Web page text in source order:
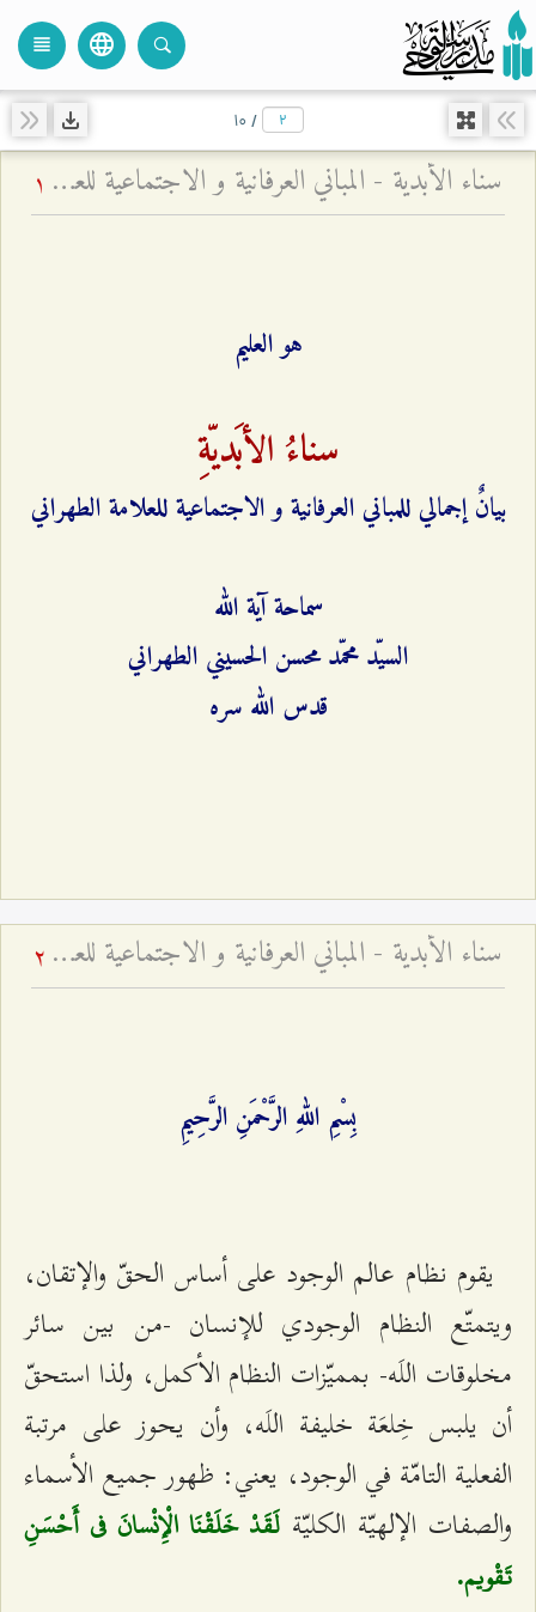
language
view_headline
/ ۱۰
سناء الأبدية - المباني العرفانية و الاجتماعية للعلامة الطهراني 1
هو العليم
سناءُ الأبَديّةِ
بيانٌ إجمالي للمباني العرفانية و الاجتماعية للعلامة الطهراني
سماحة آية الله
السيّد محمّد محسن الحسيني الطهراني
قدس الله سره
سناء الأبدية - المباني العرفانية و الاجتماعية للعلامة الطهراني 2
بِسْمِ اللهِ الرَّحْمَنِ الرَّحِيمِ‌
يقوم نظام عالم الوجود على أساس الحقّ والإتقان،
ويتمتّع النظام الوجودي للإنسان -من بين سائر
مخلوقات اللَه- بمميّزات النظام الأكمل، ولذا استحقّ
أن يلبس خِلعَة خليفة اللَه، وأن يحوز على مرتبة
الفعلية التامّة في الوجود، يعني: ظهور جميع الأسماء
والصفات الإلهيّة الكليّة لَقَدْ خَلَقْنَا الْإِنْسانَ في أَحْسَنِ
تَقْويم.